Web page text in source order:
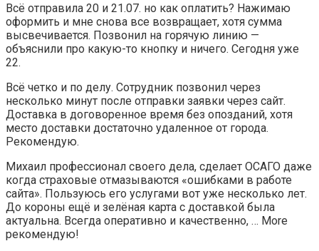
Всё отправила 20 и 21.07. но как оплатить? Нажимаю
оформить и мне снова все возвращает, хотя сумма
высвечивается. Позвонил на горячую линию —
объяснили про какую-то кнопку и ничего. Сегодня уже
22.
Всё четко и по делу. Сотрудник позвонил через
несколько минут после отправки заявки через сайт.
Доставка в договоренное время без опозданий, хотя
место доставки достаточно удаленное от города.
Рекомендую.
Михаил профессионал своего дела, сделает ОСАГО даже
когда страховые отмазываются «ошибками в работе
сайта». Пользуюсь его услугами вот уже несколько лет.
До короны ещё и зелёная карта с доставкой была
актуальна. Всегда оперативно и качественно, … More
рекомендую!